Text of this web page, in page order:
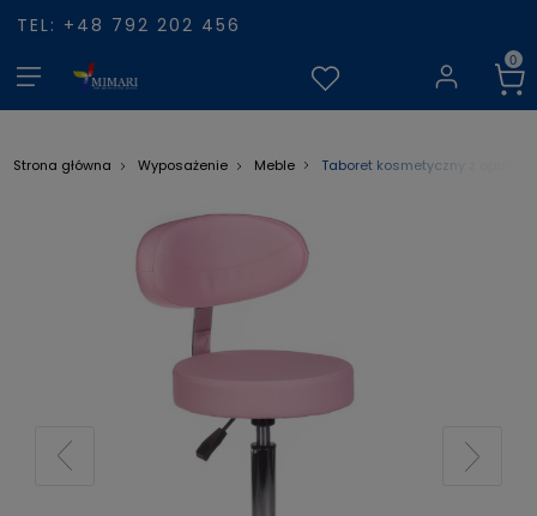
TEL: +48 792 202 456
Strona główna Wyposażenie Meble Taboret kosmetyczny z